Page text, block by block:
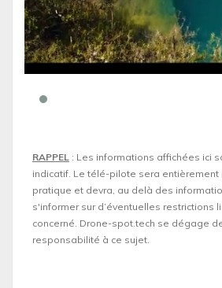
RAPPEL : Les informations affichées ici
indicatif. Le télé-pilote sera
pratique et devra, au delà des
s'informer sur d’éventuelles restrictions
concerné. Drone-spot.tech se dégage
responsabilité à ce sujet.